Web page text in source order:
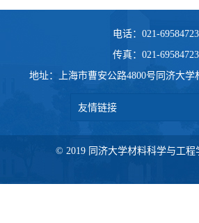
电话：021-69584723
传真：021-69584723
地址：上海市曹安公路4800号同济大
友情链接
© 2019 同济大学材料科学与工程